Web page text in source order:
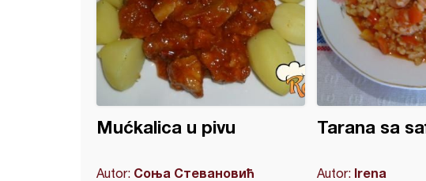
Mućkalica u pivu
Autor: Соња Стевановић
Tarana sa
Autor: Irena